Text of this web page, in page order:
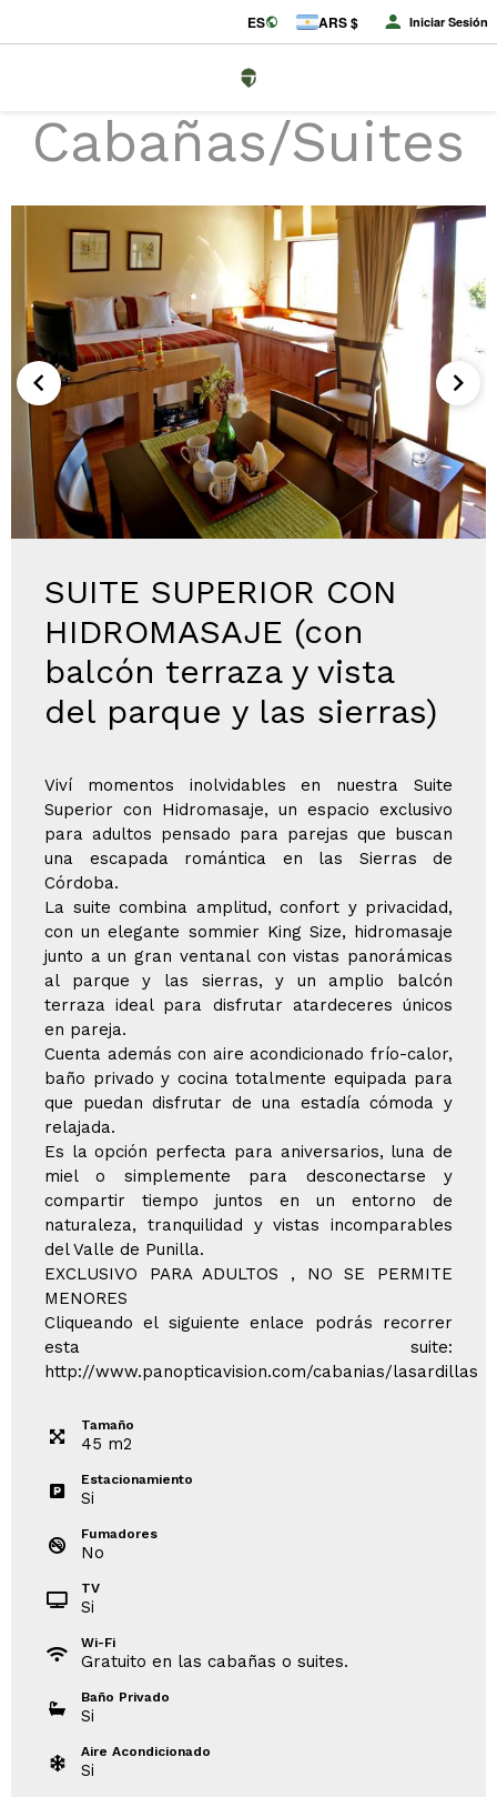
ES ARS $ Iniciar Sesión
Cabañas/Suites
SUITE SUPERIOR CON
HIDROMASAJE (con
balcón terraza y vista
del parque y las sierras)
Viví momentos inolvidables en nuestra Suite
Superior con Hidromasaje, un espacio exclusivo
para adultos pensado para parejas que buscan
una escapada romántica en las Sierras de
Córdoba.
La suite combina amplitud, confort y privacidad,
con un elegante sommier King Size, hidromasaje
junto a un gran ventanal con vistas panorámicas
al parque y las sierras, y un amplio balcón
terraza ideal para disfrutar atardeceres únicos
en pareja.
Cuenta además con aire acondicionado frío-calor,
baño privado y cocina totalmente equipada para
que puedan disfrutar de una estadía cómoda y
relajada.
Es la opción perfecta para aniversarios, luna de
miel o simplemente para desconectarse y
compartir tiempo juntos en un entorno de
naturaleza, tranquilidad y vistas incomparables
del Valle de Punilla.
EXCLUSIVO PARA ADULTOS , NO SE PERMITE
MENORES
Cliqueando el siguiente enlace podrás recorrer
esta suite:
http://www.panopticavision.com/cabanias/lasardillas
Tamaño
45 m2
Estacionamiento
Si
Fumadores
No
TV
Si
Wi-Fi
Gratuito en las cabañas o suites.
Baño Privado
Si
Aire Acondicionado
Si